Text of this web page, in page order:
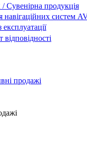
Сувенірна продукція
навігаційних систем
відповідності
продажі